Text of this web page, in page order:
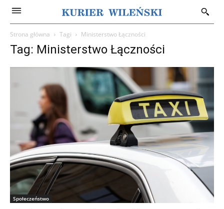
Strona główna Tagi Ministerstwo Łączności
Tag: Ministerstwo Łączności
Społeczeństwo